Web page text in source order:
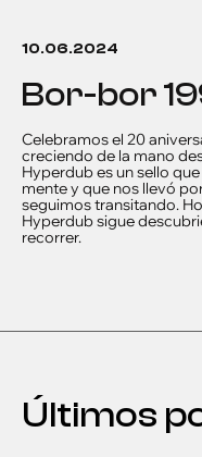
10.06.2024
bor-bor
Celebramos el 20
creciendo de la mano
Hyperdub es un sello
mente y que nos llevó
seguimos transitando.
Hyperdub sigue
recorrer.
Últimos